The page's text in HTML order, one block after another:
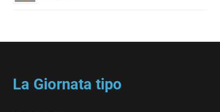
La Giornata tipo